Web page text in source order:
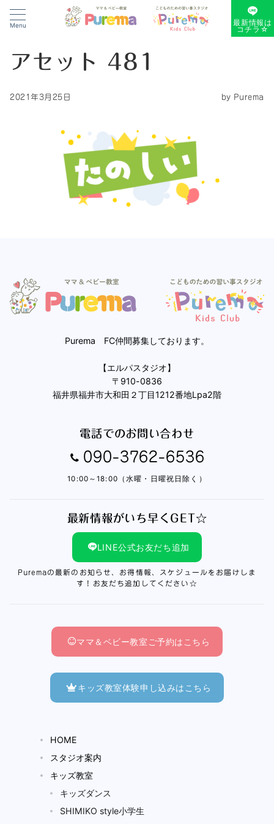
Menu 最新情報は
コチラ☆
アセット 481
2021年3月25日 by Purema
Purema FC仲間募集しております。
【エルパスタジオ】
〒910-0836
福井県福井市大和田２丁目1212番地Lpa2階
電話でのお問い合わせ
090-3762-6536
10:00～18:00（水曜・日曜祝日除く）
最新情報がいち早くGET☆
LINE公式お友だち追加
Puremaの最新のお知らせ、お得情報、スケジュールをお届けしま
す！お友だち追加してください☆
ママ＆ベビー教室ご予約はこちら
キッズ教室体験申し込みはこちら
HOME
スタジオ案内
キッズ教室
キッズダンス
SHIMIKO style小学生